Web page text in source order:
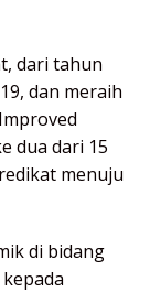
dari tahun
dan meraih
dua dari 15
menuju
di bidang